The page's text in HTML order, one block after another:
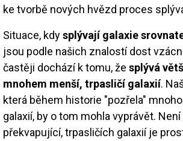
ke tvorbě nových hvězd proces
Situace, kdysplývají galaxie
jsou podle našich znalostí dost
častěji dochází k tomu, že splývá
mnohem menší, trpasličí galaxií.
která během historie "pozřela"
galaxií, by o tom mohla vyprávět.
překvapující, trpasličích galaxií je